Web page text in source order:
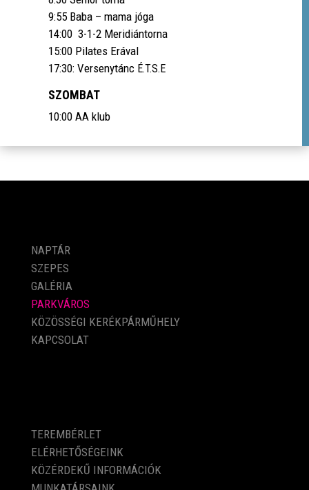
9:55 Baba – mama jóga
14:00 3-1-2 Meridiántorna
15:00 Pilates Erával
17:30: Versenytánc É.T.S.E
SZOMBAT
10:00 AA klub
NAPTÁR
SZEPES
GALÉRIA
PARKVÁROS
KÖZÖSSÉGI KERÉKPÁRMŰHELY
KAPCSOLAT
TEREMBÉRLET
ELÉRHETŐSÉGEINK
KÖZÉRDEKŰ INFORMÁCIÓK